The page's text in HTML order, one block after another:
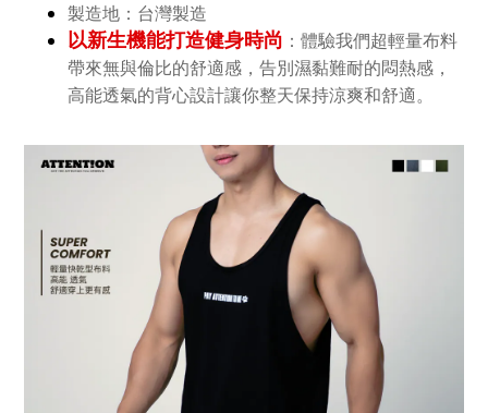
製造地：台灣製造
以新生機能打造健身時尚 ： 體驗我們超輕量布料
帶來無與倫比的舒適感，告別濕黏難耐的悶熱感，
高能透氣的背心設計讓你整天保持涼爽和舒適。